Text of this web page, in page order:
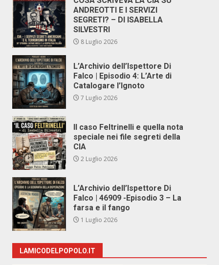
ANDREOTTI E I SERVIZI
SEGRETI? – DI ISABELLA
SILVESTRI
8 Luglio 2026
L’Archivio dell’Ispettore Di
Falco | Episodio 4: L’Arte di
Catalogare l’Ignoto
7 Luglio 2026
Il caso Feltrinelli e quella nota
speciale nei file segreti della
CIA
2 Luglio 2026
L’Archivio dell’Ispettore Di
Falco | 46909 -Episodio 3 – La
farsa e il fango
1 Luglio 2026
LAMICODELPOPOLO.IT